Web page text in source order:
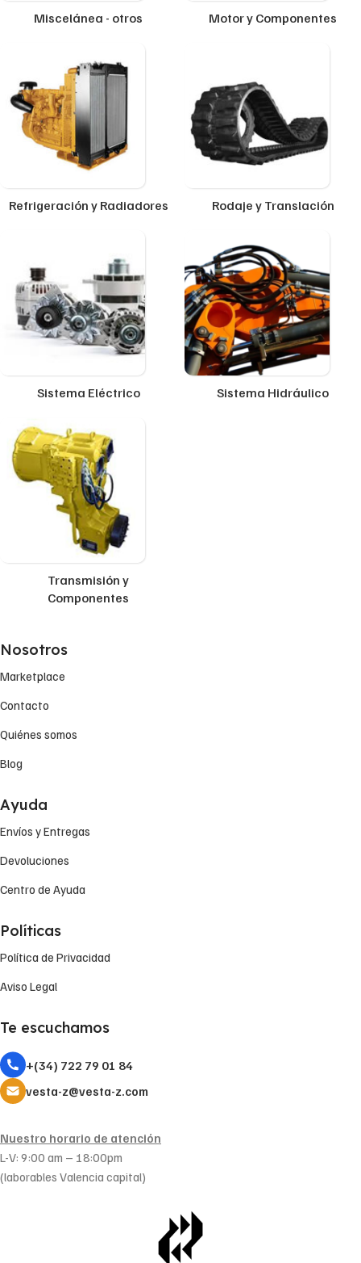
Miscelánea - otros Motor y Componentes
Refrigeración y Radiadores Rodaje y Translación
Sistema Eléctrico Sistema Hidráulico
Transmisión y
Componentes
Nosotros
Marketplace
Contacto
Quiénes somos
Blog
Ayuda
Envíos y Entregas
Devoluciones
Centro de Ayuda
Políticas
Política de Privacidad
Aviso Legal
Te escuchamos
+(34) 722 79 01 84
vesta-z@vesta-z.com
Nuestro horario de atención
L-V: 9:00 am – 18:00pm
(laborables Valencia capital)